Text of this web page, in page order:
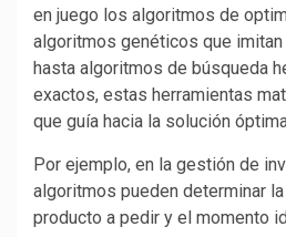
en juego los algoritmos de
algoritmos genéticos que
hasta algoritmos de búsqueda
exactos, estas herramientas
que guía hacia la solución
Por ejemplo, en la gestión de
algoritmos pueden determinar
producto a pedir y el momento